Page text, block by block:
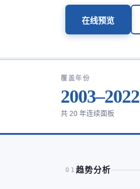
在线预览
覆盖年份
2003–2022
共 20 年连续面板
01 趋势分析